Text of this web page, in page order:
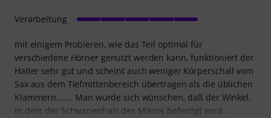
mit einigem Probieren, wie das Teil optimal für
verschiedene Hörner genutzt werden kann, funktioniert der
Halter sehr gut und scheint auch weniger Körperschall vom
Sax aus dem Tiefmittenbereich übertragen als die üblichen
Klammern....... Man würde sich wünschen, daß der Winkel,
in dem der Schwanenhals des Mikros befestigt wird,
Verarbeitung